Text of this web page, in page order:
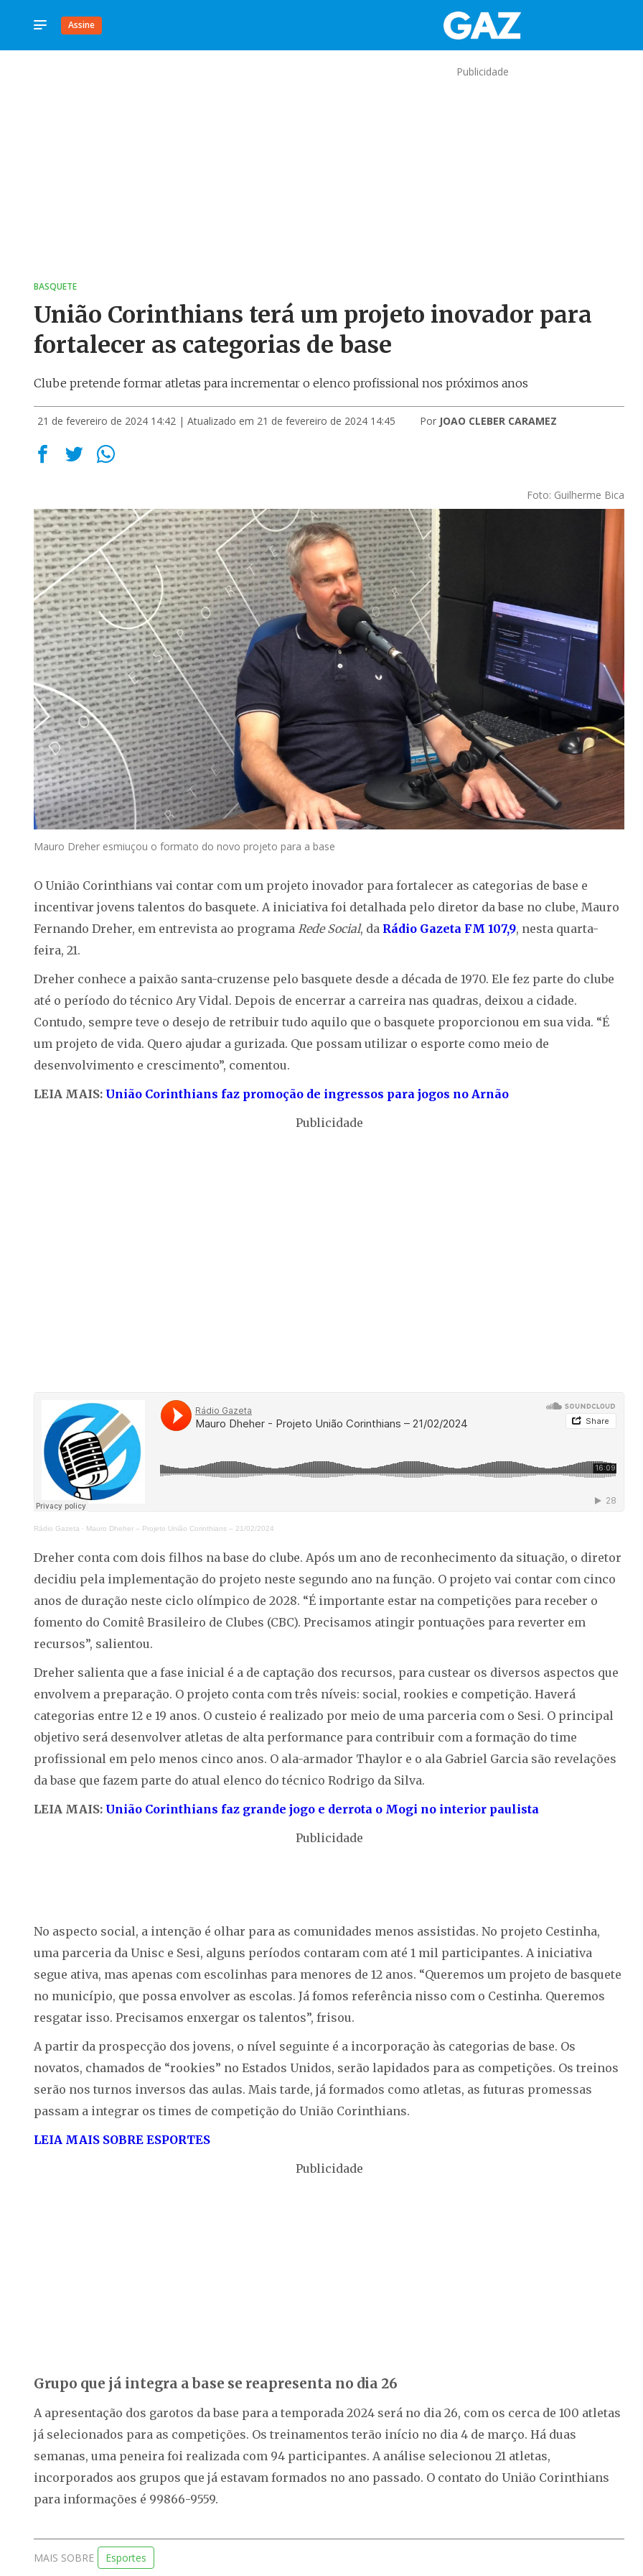
Assine
Publicidade
BASQUETE
União Corinthians terá um projeto inovador para
fortalecer as categorias de base
Clube pretende formar atletas para incrementar o elenco profissional nos próximos anos
21 de fevereiro de 2024 14:42 | Atualizado em 21 de fevereiro de 2024 14:45 Por JOAO CLEBER CARAMEZ
Foto: Guilherme Bica
Mauro Dreher esmiuçou o formato do novo projeto para a base
O União Corinthians vai contar com um projeto inovador para fortalecer as categorias de base e
incentivar jovens talentos do basquete. A iniciativa foi detalhada pelo diretor da base no clube, Mauro
Fernando Dreher, em entrevista ao programa Rede Social, da Rádio Gazeta FM 107,9, nesta quarta-
feira, 21.
Dreher conhece a paixão santa-cruzense pelo basquete desde a década de 1970. Ele fez parte do clube
até o período do técnico Ary Vidal. Depois de encerrar a carreira nas quadras, deixou a cidade.
Contudo, sempre teve o desejo de retribuir tudo aquilo que o basquete proporcionou em sua vida. “É
um projeto de vida. Quero ajudar a gurizada. Que possam utilizar o esporte como meio de
desenvolvimento e crescimento”, comentou.
LEIA MAIS: União Corinthians faz promoção de ingressos para jogos no Arnão
Publicidade
Rádio Gazeta · Mauro Dheher – Projeto União Corinthians – 21/02/2024
Dreher conta com dois filhos na base do clube. Após um ano de reconhecimento da situação, o diretor
decidiu pela implementação do projeto neste segundo ano na função. O projeto vai contar com cinco
anos de duração neste ciclo olímpico de 2028. “É importante estar na competições para receber o
fomento do Comitê Brasileiro de Clubes (CBC). Precisamos atingir pontuações para reverter em
recursos”, salientou.
Dreher salienta que a fase inicial é a de captação dos recursos, para custear os diversos aspectos que
envolvem a preparação. O projeto conta com três níveis: social, rookies e competição. Haverá
categorias entre 12 e 19 anos. O custeio é realizado por meio de uma parceria com o Sesi. O principal
objetivo será desenvolver atletas de alta performance para contribuir com a formação do time
profissional em pelo menos cinco anos. O ala-armador Thaylor e o ala Gabriel Garcia são revelações
da base que fazem parte do atual elenco do técnico Rodrigo da Silva.
LEIA MAIS: União Corinthians faz grande jogo e derrota o Mogi no interior paulista
Publicidade
No aspecto social, a intenção é olhar para as comunidades menos assistidas. No projeto Cestinha,
uma parceria da Unisc e Sesi, alguns períodos contaram com até 1 mil participantes. A iniciativa
segue ativa, mas apenas com escolinhas para menores de 12 anos. “Queremos um projeto de basquete
no município, que possa envolver as escolas. Já fomos referência nisso com o Cestinha. Queremos
resgatar isso. Precisamos enxergar os talentos”, frisou.
A partir da prospecção dos jovens, o nível seguinte é a incorporação às categorias de base. Os
novatos, chamados de “rookies” no Estados Unidos, serão lapidados para as competições. Os treinos
serão nos turnos inversos das aulas. Mais tarde, já formados como atletas, as futuras promessas
passam a integrar os times de competição do União Corinthians.
LEIA MAIS SOBRE ESPORTES
Publicidade
Grupo que já integra a base se reapresenta no dia 26
A apresentação dos garotos da base para a temporada 2024 será no dia 26, com os cerca de 100 atletas
já selecionados para as competições. Os treinamentos terão início no dia 4 de março. Há duas
semanas, uma peneira foi realizada com 94 participantes. A análise selecionou 21 atletas,
incorporados aos grupos que já estavam formados no ano passado. O contato do União Corinthians
para informações é 99866-9559.
MAIS SOBRE Esportes